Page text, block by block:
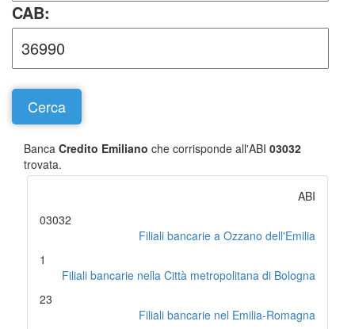
CAB:
Banca Credito Emiliano che corrisponde all'ABI 03032
trovata.
ABI
03032
Filiali bancarie a Ozzano dell'Emilia
1
Filiali bancarie nella Città metropolitana di Bologna
23
Filiali bancarie nel Emilia-Romagna